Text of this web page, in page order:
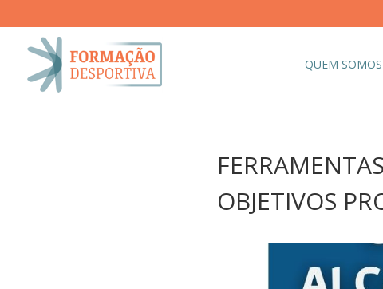
QUEM SOMOS
OBJETIVOS